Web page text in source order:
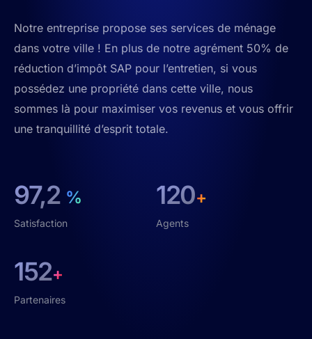
Notre entreprise propose ses services de ménage
dans votre ville ! En plus de notre agrément 50% de
réduction d’impôt SAP pour l’entretien, si vous
possédez une propriété dans cette ville, nous
sommes là pour maximiser vos revenus et vous offrir
une tranquillité d’esprit totale.
97,2 %
Satisfaction
120+
Agents
152+
Partenaires